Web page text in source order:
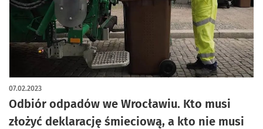
Odbiór odpadów we Wrocławiu. Kto musi
złożyć deklarację śmieciową, a kto nie musi
07.02.2023